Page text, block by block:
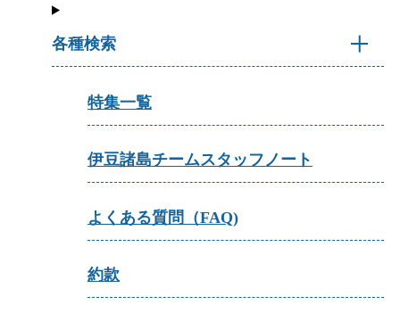
各種検索
特集一覧
伊豆諸島チームスタッフノート
よくある質問（FAQ)
約款